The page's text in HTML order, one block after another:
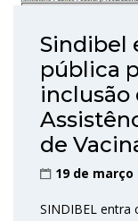
Sindibel
pública
inclusão
de
19 de março
SINDIBEL entra